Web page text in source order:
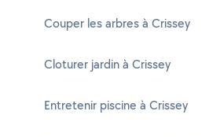
Couper les arbres à Crissey
Cloturer jardin à Crissey
Entretenir piscine à Crissey